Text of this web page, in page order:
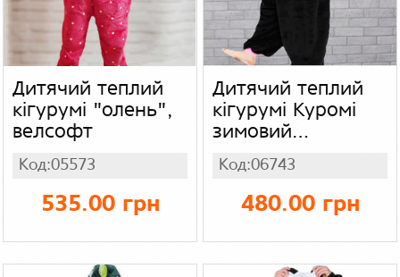
Дитячий теплий
кігурумі "олень",
велсофт
Код:05573
535.00 грн
Дитячий теплий
кігурумі Куромі
зимовий
вельсофт махра,
на блискавці з
кишенями
Код:06743
480.00 грн